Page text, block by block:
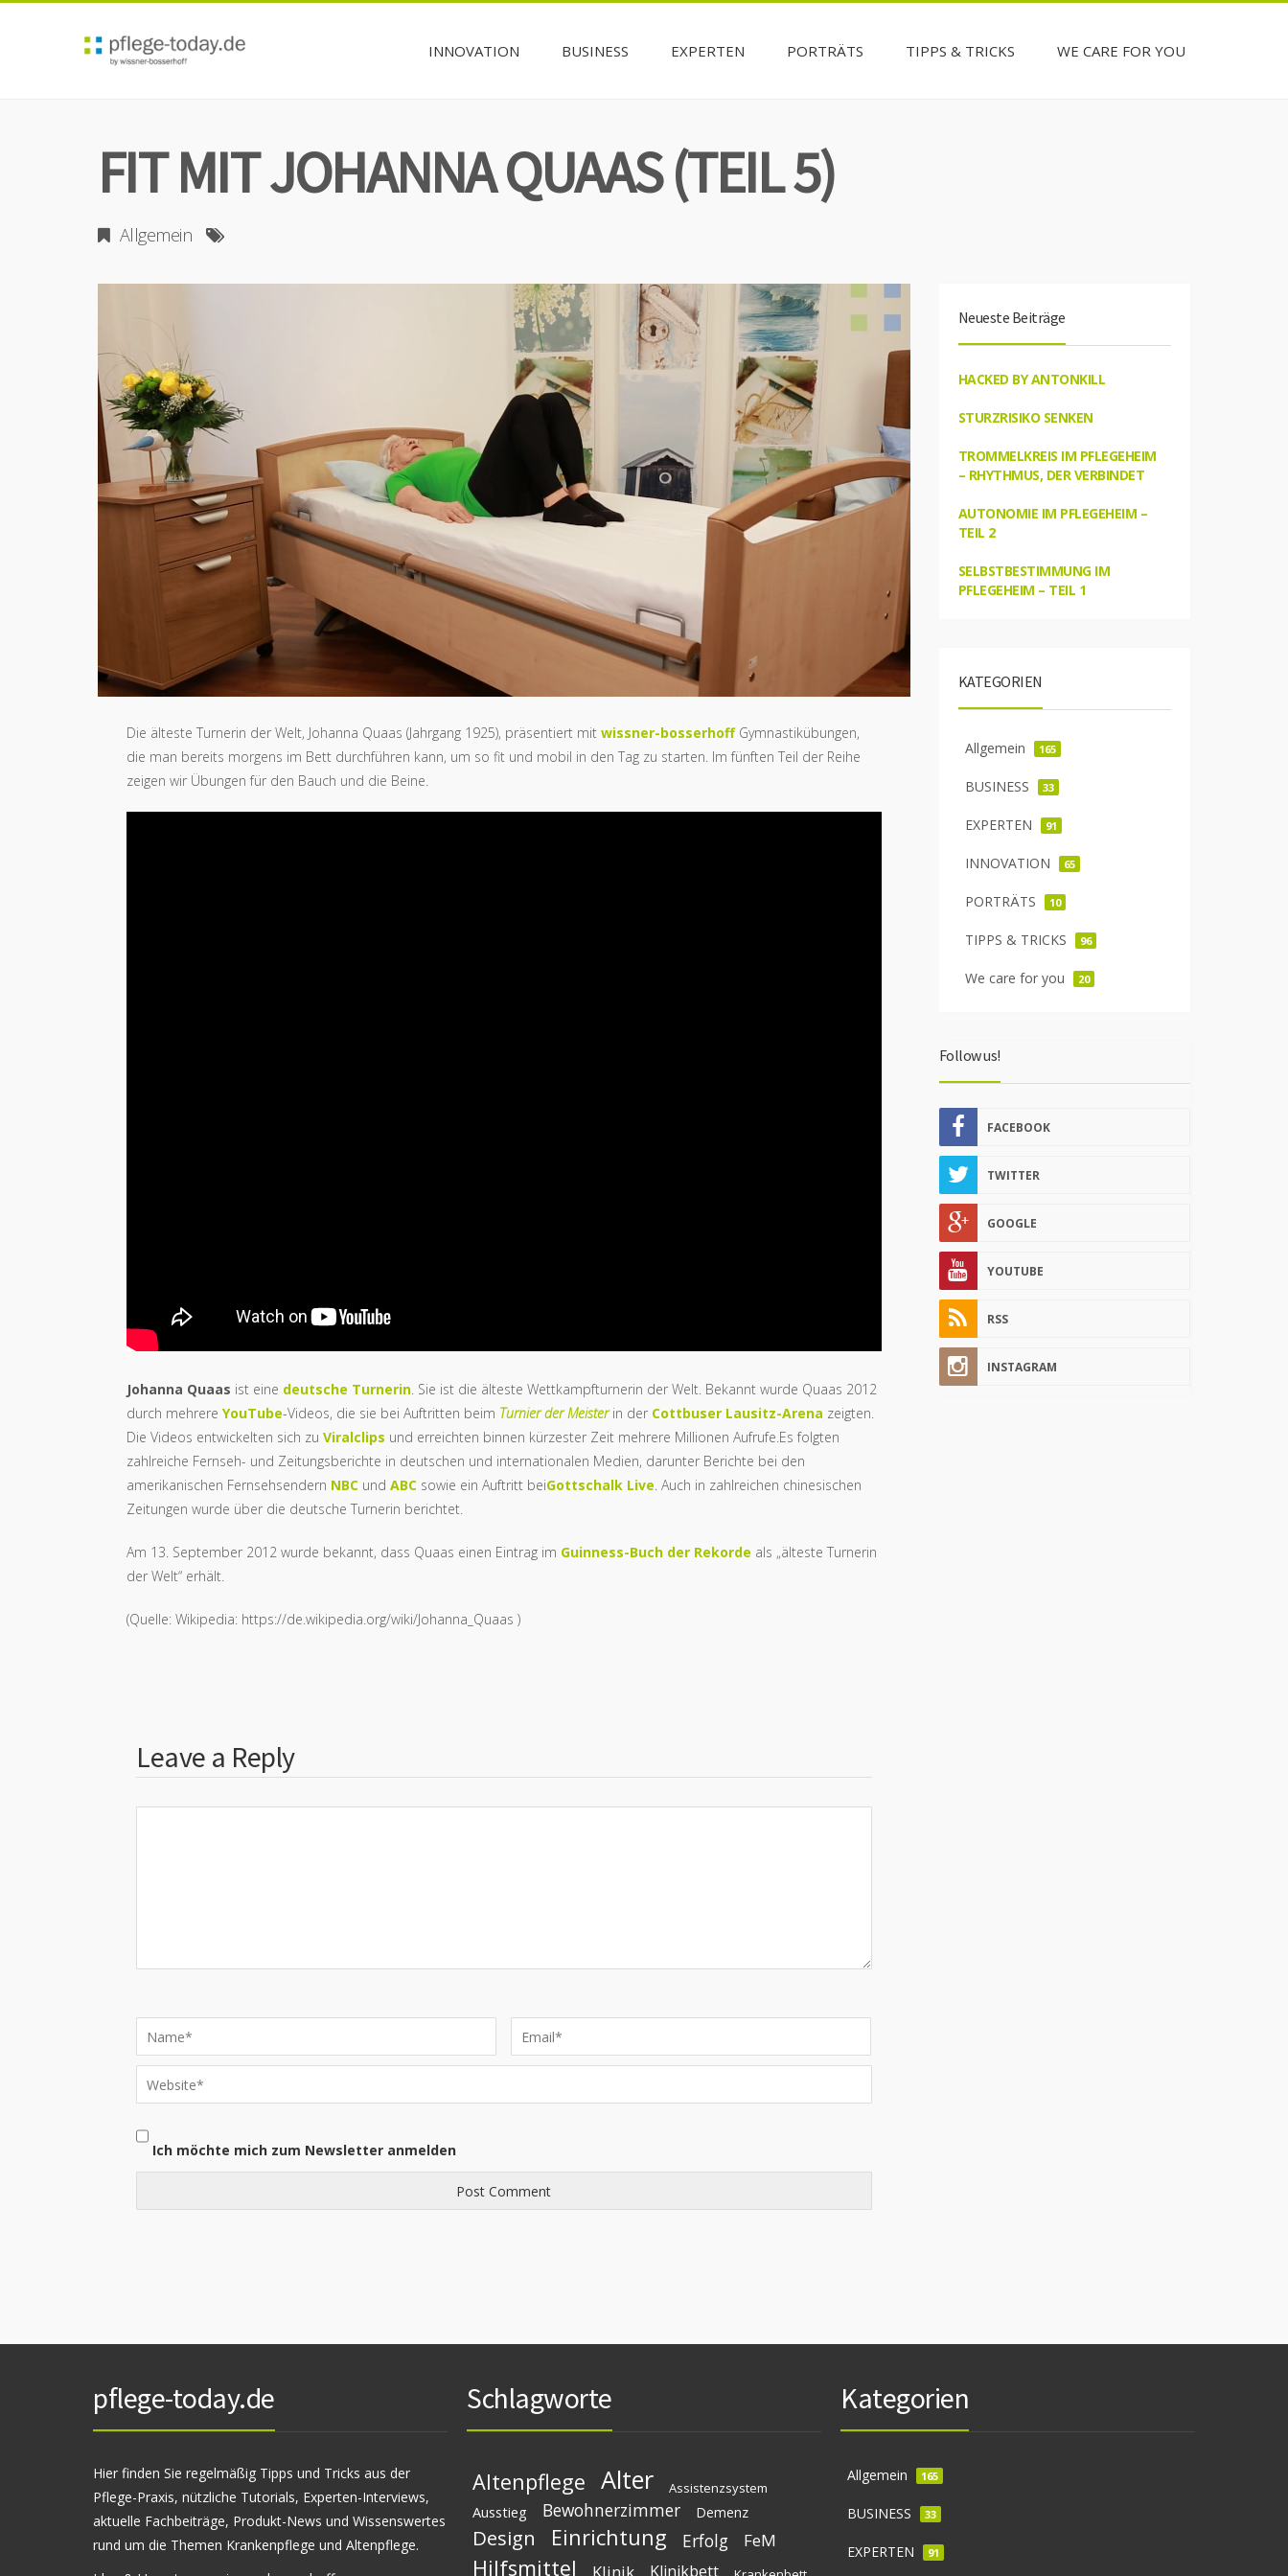
INNOVATION BUSINESS EXPERTEN PORTRÄTS TIPPS & TRICKS WE CARE FOR YOU
FIT MIT JOHANNA QUAAS (TEIL 5)
Allgemein
Die älteste Turnerin der Welt, Johanna Quaas (Jahrgang 1925), präsentiert mit wissner-bosserhoffGymnastikübungen,
die man bereits morgens im Bett durchführen kann, um so fit und mobil in den Tag zu starten. Im fünften Teil der Reihe
zeigen wir Übungen für den Bauch und die Beine.
Johanna Quaas ist eine deutsche Turnerin. Sie ist die älteste Wettkampfturnerin der Welt. Bekannt wurde Quaas 2012
durch mehrere YouTube-Videos, die sie bei Auftritten beim Turnier der Meisterin der Cottbuser Lausitz-Arena zeigten.
Die Videos entwickelten sich zu Viralclips und erreichten binnen kürzester Zeit mehrere Millionen Aufrufe.Es folgten
zahlreiche Fernseh- und Zeitungsberichte in deutschen und internationalen Medien, darunter Berichte bei den
amerikanischen Fernsehsendern NBC und ABC sowie ein Auftritt beiGottschalk Live. Auch in zahlreichen chinesischen
Zeitungen wurde über die deutsche Turnerin berichtet.
Am 13. September 2012 wurde bekannt, dass Quaas einen Eintrag im Guinness-Buch der Rekorde als „älteste Turnerin
der Welt“ erhält.
(Quelle: Wikipedia: https://de.wikipedia.org/wiki/Johanna_Quaas )
Leave a Reply
Ich möchte mich zum Newsletter anmelden
Neueste Beiträge
HACKED BY ANTONKILL
STURZRISIKO SENKEN
TROMMELKREIS IM PFLEGEHEIM
– RHYTHMUS, DER VERBINDET
AUTONOMIE IM PFLEGEHEIM –
TEIL 2
SELBSTBESTIMMUNG IM
PFLEGEHEIM – TEIL 1
KATEGORIEN
Allgemein 165
BUSINESS 33
EXPERTEN 91
INNOVATION 65
PORTRÄTS 10
TIPPS & TRICKS 96
We care for you 20
Follow us!
FACEBOOK
TWITTER
GOOGLE
YOUTUBE
RSS
INSTAGRAM
pflege-today.de
Hier finden Sie regelmäßig Tipps und Tricks aus der
Pflege-Praxis, nützliche Tutorials, Experten-Interviews,
aktuelle Fachbeiträge, Produkt-News und Wissenswertes
rund um die Themen Krankenpflege und Altenpflege.
Schlagworte
Altenpflege Alter Assistenzsystem
Ausstieg Bewohnerzimmer Demenz
Design Einrichtung Erfolg FeM
Hilfsmittel Klinikbett
Kategorien
Allgemein 165
BUSINESS 33
EXPERTEN 91